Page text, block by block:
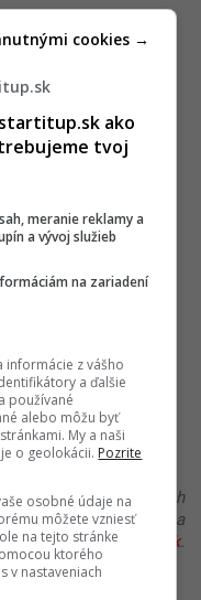
UP TV.
prípade, že máš postreh
chybu, napíš nám na
redakcia@startitup.sk.
ako
tvoj
meranie reklamy a
a vývoj služieb
na zariadení
informácie z vášho
a ďalšie
používané
alebo môžu byť
My a naši
o geolokácii. Pozrite
osobné údaje na
môžete vzniesť
na tejto stránke
ktorého
v nastaveniach
cookies →